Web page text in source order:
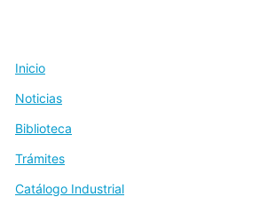
Inicio
Noticias
Biblioteca
Trámites
Catálogo Industrial